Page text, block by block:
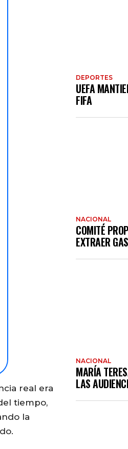
real era
tiempo,
la
DEPORTES
UEFA
FIFA
NACIONAL
COMITÉ
EXTRAER GAS
NACIONAL
MARÍA
LAS